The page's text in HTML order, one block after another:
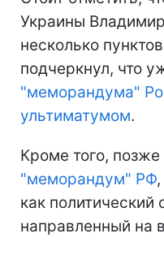
Украины
несколько
подчеркнул, что
"меморандума"
ультиматумом.
Кроме того, позже
"меморандум" РФ
как политический
направленный на